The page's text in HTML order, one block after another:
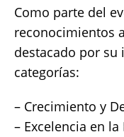
Como parte del
reconocimientos
destacado por su
categorías:
– Crecimiento y
– Excelencia en la